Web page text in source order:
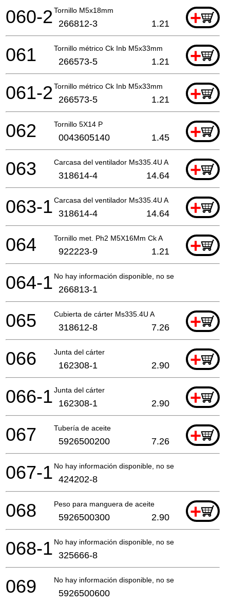
Tornillo M5x18mm +
060-2 266812-3 1.21
Tornillo métrico Ck Inb M5x33mm +
061 266573-5 1.21
Tornillo métrico Ck Inb M5x33mm +
061-2 266573-5 1.21
Tornillo 5X14 P +
062 0043605140 1.45
Carcasa del ventilador Ms335.4U A +
063 318614-4 14.64
Carcasa del ventilador Ms335.4U A +
063-1 318614-4 14.64
Tornillo met. Ph2 M5X16Mm Ck A +
064 922223-9 1.21
No hay información disponible, no se puede pedir
064-1 266813-1
Cubierta de cárter Ms335.4U A +
065 318612-8 7.26
Junta del cárter +
066 162308-1 2.90
Junta del cárter +
066-1 162308-1 2.90
Tubería de aceite +
067 5926500200 7.26
No hay información disponible, no se puede pedir
067-1 424202-8
Peso para manguera de aceite +
068 5926500300 2.90
No hay información disponible, no se puede pedir
068-1 325666-8
No hay información disponible, no se puede pedir
069 5926500600